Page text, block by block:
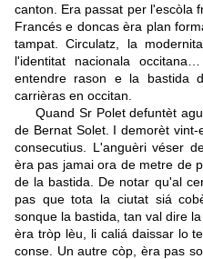
canton. Era passat per l'escòla
Francés e doncas èra plan
tampat. Circulatz, la
l'identitat nacionala
entendre rason e la bastida
carrièras en occitan.
Quand Sr Polet defuntèt
de Bernat Solet. I demorèt
consecutius. L'anguèri véser
èra pas jamai ora de metre de
de la bastida. De notar qu'al
pas que tota la ciutat siá
sonque la bastida, tan val dire
èra tròp lèu, li caliá daissar lo
conse. Un autre còp, èra pas